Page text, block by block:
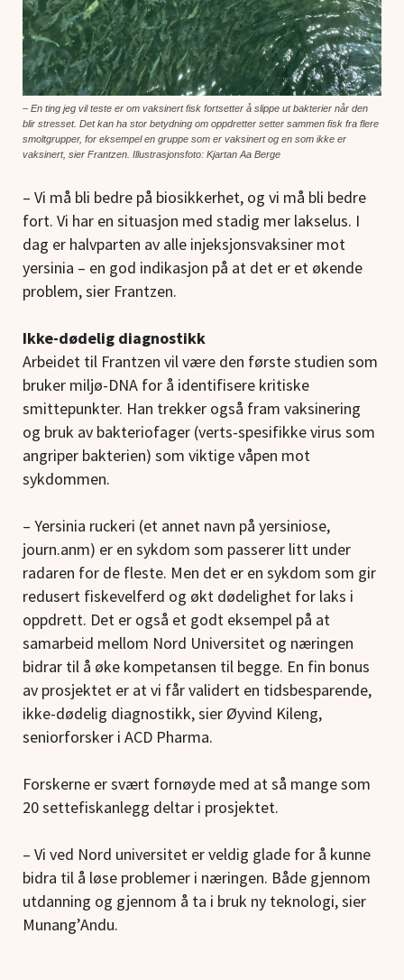
– En ting jeg vil teste er om vaksinert fisk fortsetter å slippe ut bakterier når den
blir stresset. Det kan ha stor betydning om oppdretter setter sammen fisk fra flere
smoltgrupper, for eksempel en gruppe som er vaksinert og en som ikke er
vaksinert, sier Frantzen. Illustrasjonsfoto: Kjartan Aa Berge
– Vi må bli bedre på biosikkerhet, og vi må bli bedre
fort. Vi har en situasjon med stadig mer lakselus. I
dag er halvparten av alle injeksjonsvaksiner mot
yersinia – en god indikasjon på at det er et økende
problem, sier Frantzen.
Ikke-dødelig diagnostikk
Arbeidet til Frantzen vil være den første studien som
bruker miljø-DNA for å identifisere kritiske
smittepunkter. Han trekker også fram vaksinering
og bruk av bakteriofager (verts-spesifikke virus som
angriper bakterien) som viktige våpen mot
sykdommen.
– Yersinia ruckeri (et annet navn på yersiniose,
journ.anm) er en sykdom som passerer litt under
radaren for de fleste. Men det er en sykdom som gir
redusert fiskevelferd og økt dødelighet for laks i
oppdrett. Det er også et godt eksempel på at
samarbeid mellom Nord Universitet og næringen
bidrar til å øke kompetansen til begge. En fin bonus
av prosjektet er at vi får validert en tidsbesparende,
ikke-dødelig diagnostikk, sier Øyvind Kileng,
seniorforsker i ACD Pharma.
Forskerne er svært fornøyde med at så mange som
20 settefiskanlegg deltar i prosjektet.
– Vi ved Nord universitet er veldig glade for å kunne
bidra til å løse problemer i næringen. Både gjennom
utdanning og gjennom å ta i bruk ny teknologi, sier
Munang’Andu.